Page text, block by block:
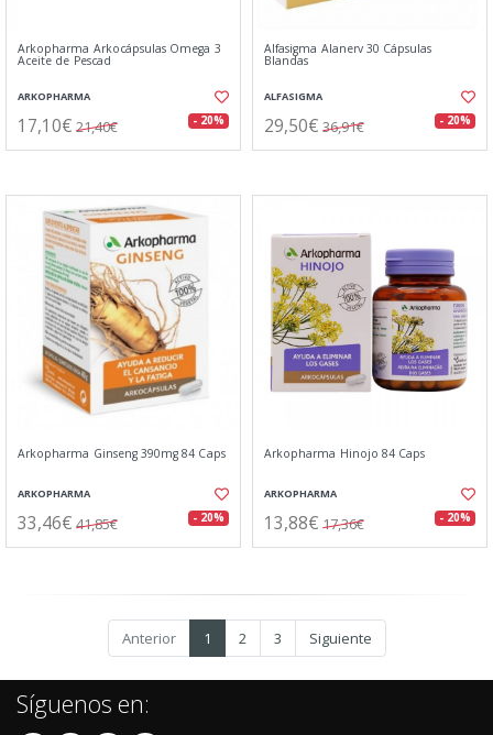
Arkopharma Arkocápsulas Omega 3
Aceite de Pescad
ARKOPHARMA
17,10€ 21,40€ - 20%
Alfasigma Alanerv 30 Cápsulas
Blandas
ALFASIGMA
29,50€ 36,91€ - 20%
Arkopharma Ginseng 390mg 84 Caps
ARKOPHARMA
33,46€ 41,85€ - 20%
Arkopharma Hinojo 84 Caps
ARKOPHARMA
13,88€ 17,36€ - 20%
Anterior 1 2 3 Siguiente
Síguenos en: